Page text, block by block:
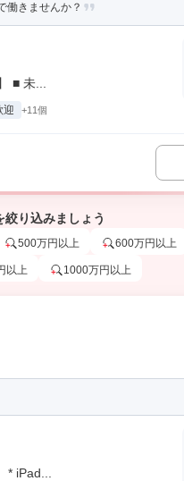
働きませんか？
■ 未...
迎 +11個
絞り込みましょう
500万円以上 600万円以上
以上 1000万円以上
iPad...